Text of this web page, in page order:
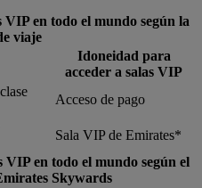
en todo el mundo según la
viaje
Idoneidad para
acceder a salas VIP
Acceso de pago
Sala VIP de Emirates*
en todo el mundo según el
Skywards